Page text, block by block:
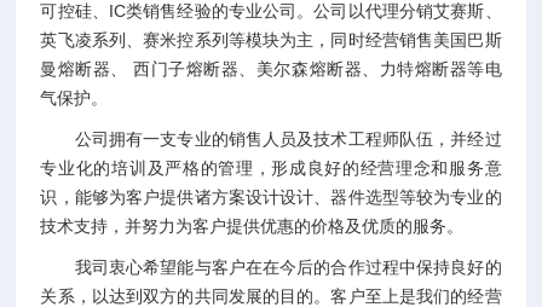
可控硅、IC类销售经验的专业公司。公司以代理分销艾赛斯、
英飞凌系列、赛米控系列等模块为主，同时经营销售美国巴斯
曼熔断器、 西门子熔断器、美尔森熔断器、力特熔断器等电
气保护。
公司拥有一支专业的销售人员及技术工程师队伍，并经过
专业化的培训及严格的管理，形成良好的经营理念和服务意
识，能够为客户提供诸方案设计设计、器件选型等较为专业的
技术支持，并努力为客户提供优惠的价格及优质的服务。
我司衷心希望能与客户在在今后的合作过程中保持良好的
关系，以达到双方的共同发展的目的。客户至上是我们的经营